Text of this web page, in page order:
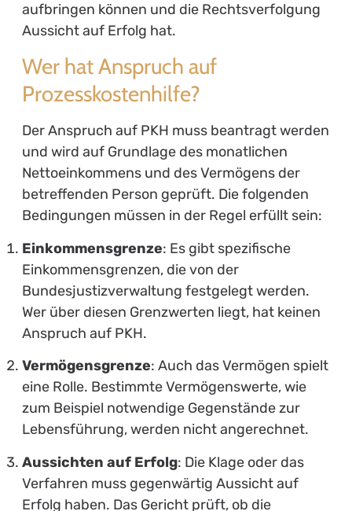
aufbringen können und die Rechtsverfolgung
Aussicht auf Erfolg hat.
Wer hat Anspruch auf
Prozesskostenhilfe?
Der Anspruch auf PKH muss beantragt werden
und wird auf Grundlage des monatlichen
Nettoeinkommens und des Vermögens der
betreffenden Person geprüft. Die folgenden
Bedingungen müssen in der Regel erfüllt sein:
Einkommensgrenze: Es gibt spezifische
Einkommensgrenzen, die von der
Bundesjustizverwaltung festgelegt werden.
Wer über diesen Grenzwerten liegt, hat keinen
Anspruch auf PKH.
Vermögensgrenze: Auch das Vermögen spielt
eine Rolle. Bestimmte Vermögenswerte, wie
zum Beispiel notwendige Gegenstände zur
Lebensführung, werden nicht angerechnet.
Aussichten auf Erfolg: Die Klage oder das
Verfahren muss gegenwärtig Aussicht auf
Erfolg haben. Das Gericht prüft, ob die